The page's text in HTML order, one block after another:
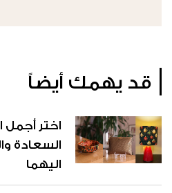
قد يهمك أيضاً
اختر أجمل
السعادة
اليهما